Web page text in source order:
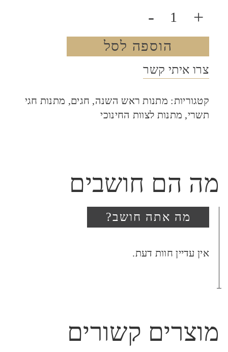
+
-
הוספה לסל
צרו איתי קשר
קטגוריות: מתנות ראש השנה, חגים, מתנות חגי
תשרי, מתנות לצוות החינוכי
מה הם חושבים
מה אתה חושב?
היה הראשון לכתוב סקירה
אין עדיין חוות דעת.
מוצרים קשורים